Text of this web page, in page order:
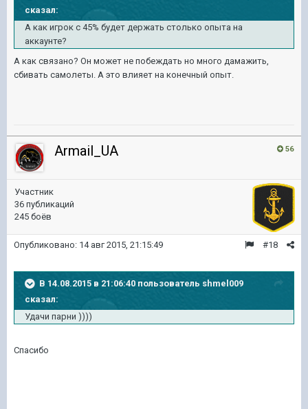
сказал:
А как игрок с 45% будет держать столько опыта на
аккаунте?
А как связано? Он может не побеждать но много дамажить,
сбивать самолеты. А это влияет на конечный опыт.
56
Armail_UA
Участник
36 публикаций
245 боёв
#18
Опубликовано: 14 авг 2015, 21:15:49
В 14.08.2015 в 21:06:40 пользователь shmel009
сказал:
Удачи парни ))))
Спасибо